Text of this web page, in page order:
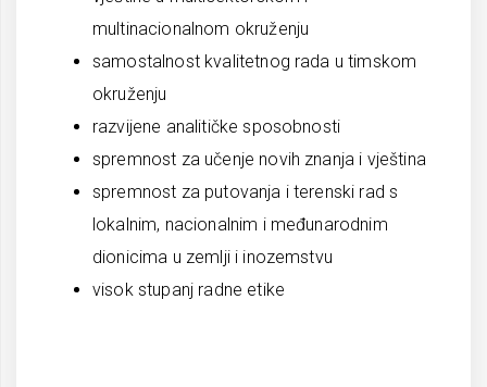
multinacionalnom okruženju
samostalnost kvalitetnog rada u timskom
okruženju
razvijene analitičke sposobnosti
spremnost za učenje novih znanja i vještina
spremnost za putovanja i terenski rad s
lokalnim, nacionalnim i međunarodnim
dionicima u zemlji i inozemstvu
visok stupanj radne etike